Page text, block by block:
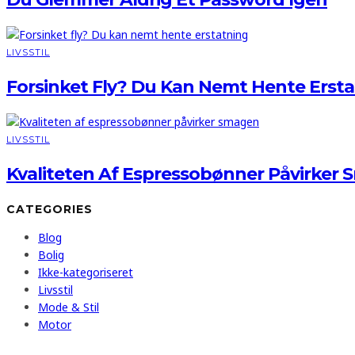
LIVSSTIL
Forsinket Fly? Du Kan Nemt Hente
LIVSSTIL
Kvaliteten Af Espressobønner Påvirker
CATEGORIES
Blog
Bolig
Ikke-kategoriseret
Livsstil
Mode & Stil
Motor